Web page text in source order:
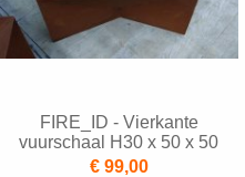
FIRE_ID - Vierkante
vuurschaal H30 x 50 x 50
€ 99,00